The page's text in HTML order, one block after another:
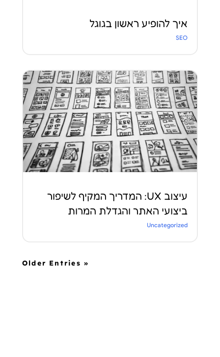
איך להופיע ראשון בגוגל
SEO
עיצוב UX: המדריך המקיף לשיפור
ביצועי האתר והגדלת המרות
Uncategorized
« Older Entries